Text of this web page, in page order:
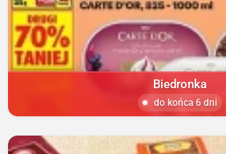
Biedronka
do końca 6 dni